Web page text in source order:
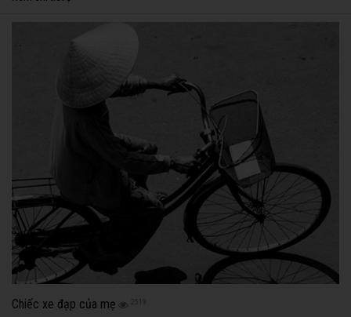
Chiếc xe đạp của mẹ 2519